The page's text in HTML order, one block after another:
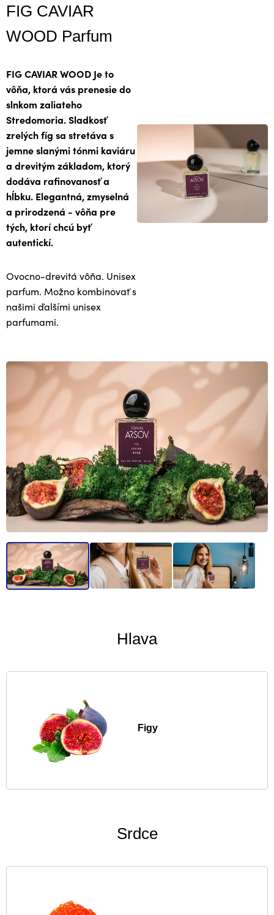
FIG CAVIAR
WOOD Parfum
FIG CAVIAR WOOD Je to
vôňa, ktorá vás prenesie do
slnkom zaliateho
Stredomoria. Sladkosť
zrelých fíg sa stretáva s
jemne slanými tónmi kaviáru
a drevitým základom, ktorý
dodáva rafinovanosť a
hĺbku. Elegantná, zmyselná
a prirodzená - vôňa pre
tých, ktorí chcú byť
autentickí.
Ovocno-drevitá vôňa. Unisex
parfum. Možno kombinovať s
našimi ďalšími unisex
parfumami.
Hlava
Figy
Srdce